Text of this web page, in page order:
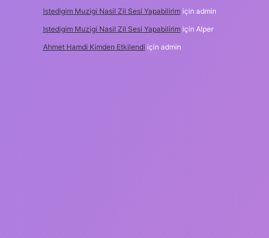
Istedigim Muzigi Nasil Zil Sesi Yapabilirimiçin admin
Istedigim Muzigi Nasil Zil Sesi Yapabilirimiçin Alper
Ahmet Hamdi Kimden Etkilendi için admin